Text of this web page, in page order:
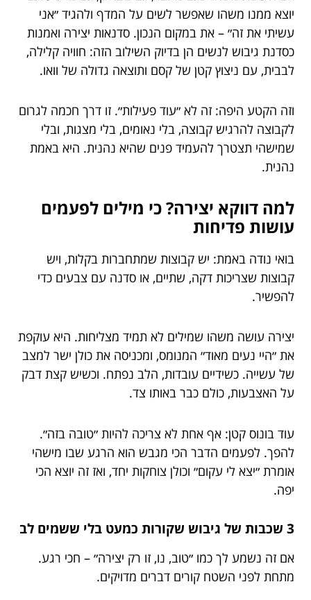
יוצא ממנו משהו שאפשר לשים על המדף ולהגיד ״אני
עשיתי את זה״ – את במקום הנכון. סדנאות יצירה ואמנות
כסדנת גיבוש לנשים הן בדיוק השילוב הזה: חוויה קלילה,
לבבית, עם ניצוץ קטן של קסם ותוצאה גדולה של וואו.
וזה הקטע היפה: זה לא ״עוד פעילות״. זו דרך חכמה לגרום
לקבוצה להרגיש קבוצה, בלי נאומים, בלי מצגות, ובלי
שמישהי תצטרך להעמיד פנים שהיא נהנית. היא באמת
נהנית.
למה דווקא יצירה? כי מילים לפעמים
עושות פדיחות
בואי נודה באמת: יש קבוצות שמתחברות בקלות, ויש
קבוצות שצריכות דקה, שתיים, או סדנה עם צבעים כדי
להפשיר.
יצירה עושה משהו שמילים לא תמיד מצליחות. היא עוקפת
את ״היי נעים מאוד״ המנומס, ומכניסה את כולן ישר למצב
של עשייה. כשידיים עובדות, הלב נפתח. וכשיש קצת דבק
על האצבעות, כולם כבר באותו צד.
עוד בונוס קטן: אף אחת לא צריכה להיות ״טובה בזה״.
להפך. לפעמים הדבר הכי מגבש הוא הרגע שבו מישהי
אומרת ״יצא לי עקום״ וכולן צוחקות יחד, ואז זה יוצא הכי
יפה.
3 שכבות של גיבוש שקורות כמעט בלי ששמים לב
אם זה נשמע לך כמו ״טוב, נו, זו רק יצירה״ – חכי רגע.
מתחת לפני השטח קורים דברים מדויקים.